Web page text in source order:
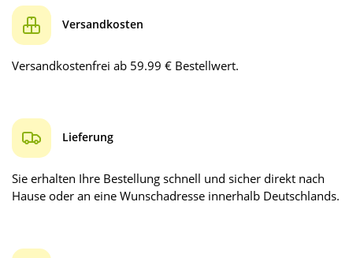
Versandkosten
Versandkostenfrei ab 59.99 € Bestellwert.
Lieferung
Sie erhalten Ihre Bestellung schnell und sicher direkt nach
Hause oder an eine Wunschadresse innerhalb Deutschlands.